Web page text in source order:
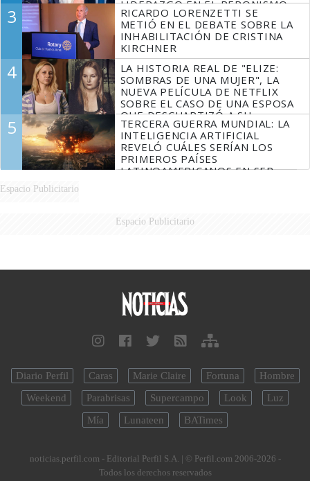
LIDERAZGO EN EL PERONISMO
3
RICARDO LORENZETTI SE
METIÓ EN EL DEBATE SOBRE LA
INHABILITACIÓN DE CRISTINA
KIRCHNER
4
LA HISTORIA REAL DE "ELIZE:
SOMBRAS DE UNA MUJER", LA
NUEVA PELÍCULA DE NETFLIX
SOBRE EL CASO DE UNA ESPOSA
QUE DESCUARTIZÓ A SU
MARIDO
5
TERCERA GUERRA MUNDIAL: LA
INTELIGENCIA ARTIFICIAL
REVELÓ CUÁLES SERÍAN LOS
PRIMEROS PAÍSES
LATINOAMERICANOS EN SER
Espacio Publicitario
Espacio Publicitario
Diario Perfil Caras Marie Claire Fortuna
Hombre
Weekend
Parabrisas Supercampo Look
Luz
Mía
Lunateen BATimes
noticias.perfil.com - Editorial Perfil S.A. | © Perfil.com 2006-2026 -
Todos los derechos reservados